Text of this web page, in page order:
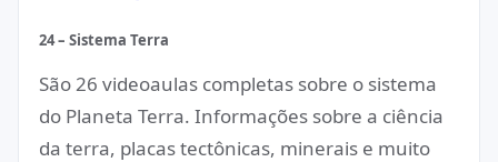
24 – Sistema Terra
São 26 videoaulas completas sobre o sistema
do Planeta Terra. Informações sobre a ciência
da terra, placas tectônicas, minerais e muito